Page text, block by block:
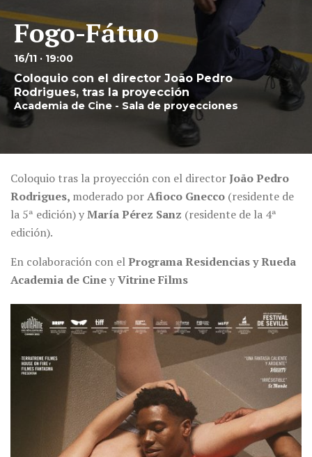
Fogo-Fátuo
16/11 · 19:00
Coloquio con el director João Pedro
Rodrigues, tras la proyección
Academia de Cine - Sala de proyecciones
Coloquio tras la proyección con el directorJoão Pedro
Rodrigues, moderado porAfioco Gnecco (residente de
la 5ª edición) yMaría Pérez Sanz (residente de la 4ª
edición).
En colaboración con elPrograma Residencias y Rueda
Academia de CineyVitrine Films